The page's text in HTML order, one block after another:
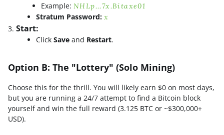
Example: NHLp...7x.Bitaxe01
Stratum Password: x
Start:
Click Save and Restart.
Option B: The "Lottery" (Solo Mining)
Choose this for the thrill. You will likely earn $0 on most days,
but you are running a 24/7 attempt to find a Bitcoin block
yourself and win the full reward (3.125 BTC or ~$300,000+
USD).